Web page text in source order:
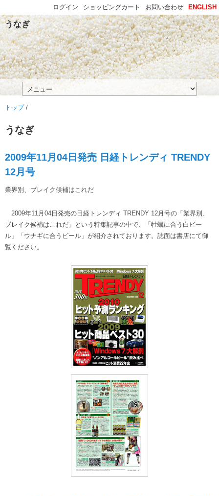
うなぎ
トップ/
うなぎ
2009年11月04日発売 日経トレンディ TRENDY
12月号
業界別、ブレイク候補はこれだ
2009年11月04日発売の日経トレンディ TRENDY 12月号の「業界別、
ブレイク候補はこれだ」という特集記事の中で、「牡蠣に合う白ビー
ル」「ウナギに合うビール」が紹介されております。誌面は書店にて御
覧ください。
ENGLISH
お問い合わせ
ショッピングカート
ログイン